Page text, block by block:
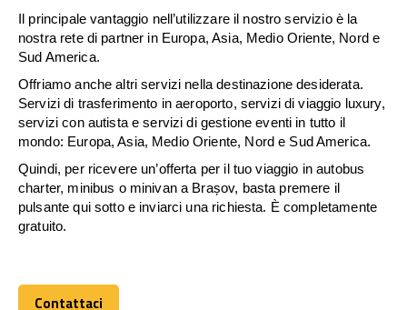
Il principale vantaggio nell’utilizzare il nostro servizio è la
nostra rete di partner in Europa, Asia, Medio Oriente, Nord e
Sud America.
Offriamo anche altri servizi nella destinazione desiderata.
Servizi di trasferimento in aeroporto, servizi di viaggio luxury,
servizi con autista e servizi di gestione eventi in tutto il
mondo: Europa, Asia, Medio Oriente, Nord e Sud America.
Quindi, per ricevere un’offerta per il tuo viaggio in autobus
charter, minibus o minivan a Brașov, basta premere il
pulsante qui sotto e inviarci una richiesta. È completamente
gratuito.
Contattaci